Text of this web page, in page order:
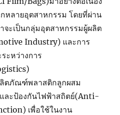
หลายอุตสาหกรรม โดยที่ผ่าน
จะเป็นกลุ่มอุตสาหกรรมผู้ผลิต
Industry) และการ
ะหว่างการ
ตภัณฑ์พลาสติกลูกผสม
ละป้องกันไฟฟ้าสถิตย์(Anti-
เพื่อใช้ในงาน